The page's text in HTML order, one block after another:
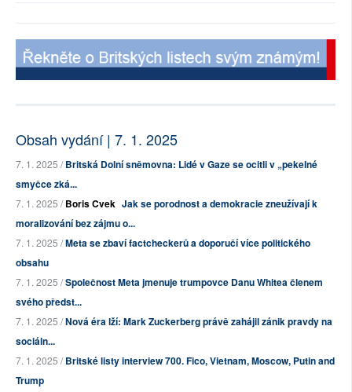
Obsah vydání | 7. 1. 2025
7. 1. 2025 /Britská Dolní sněmovna: Lidé v Gaze se ocitli v „pekelné
smyčce zká...
7. 1. 2025 /Boris Cvek Jak se porodnost a demokracie zneužívají k
moralizování bez zájmu o...
7. 1. 2025 /Meta se zbaví factcheckerů a doporučí více politického
obsahu
7. 1. 2025 /Společnost Meta jmenuje trumpovce Danu Whitea členem
svého předst...
7. 1. 2025 /Nová éra lží: Mark Zuckerberg právě zahájil zánik pravdy na
sociáln...
7. 1. 2025 /Britské listy interview 700. Fico, Vietnam, Moscow, Putin and
Trump